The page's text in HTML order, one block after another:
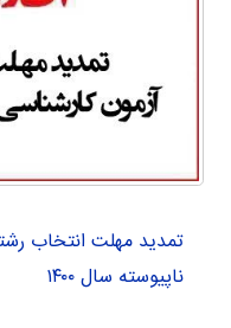
تمدید مهلت انتخاب
ناپیوسته سال ۱۴۰۰